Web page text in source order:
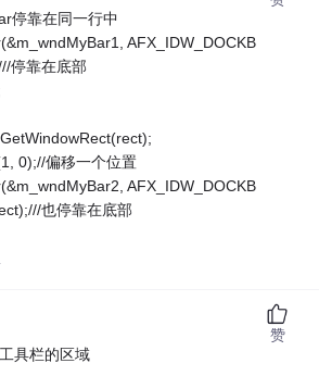
停靠在同一行中
AFX_IDW_DOCKB
停靠在底部
0);//偏移一个位置
AFX_IDW_DOCKB
也停靠在底部
具栏的区域
赞